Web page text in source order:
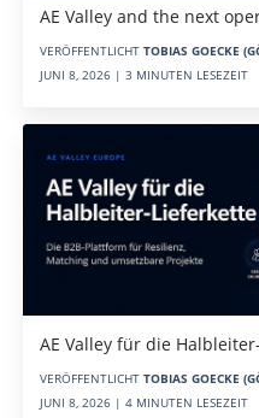
AE Valley and the next
VERÖFFENTLICHT TOBIAS GOECKE
JUNI 8, 2026 | 3 MINUTEN LESEZEIT
AE Valley für die
VERÖFFENTLICHT TOBIAS GOECKE
JUNI 8, 2026 | 4 MINUTEN LESEZEIT